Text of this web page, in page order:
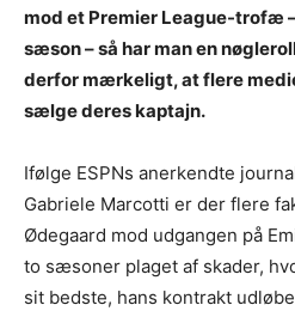
mod et Premier League-trofæ
sæson – så har man en
derfor mærkeligt, at flere
sælge deres kaptajn.
Ifølge ESPNs anerkendte
Gabriele Marcotti er der flere
Ødegaard mod udgangen på
to sæsoner plaget af skader,
sit bedste, hans kontrakt